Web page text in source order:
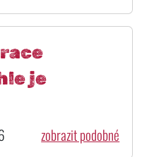
je
zobrazit podobné